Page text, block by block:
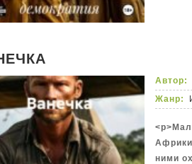
Автор:
Жанр:
ними